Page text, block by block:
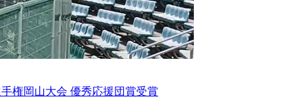
権岡山大会 優秀応援団賞受賞